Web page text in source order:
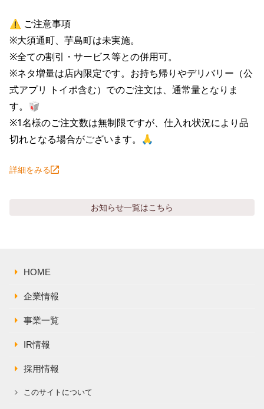
⚠️ ご注意事項
※大須通町、芋島町は未実施。
※全ての割引・サービス等との併用可。
※ネタ増量は店内限定です。お持ち帰りやデリバリー（公
式アプリ トイポ含む）でのご注文は、通常量となりま
す。🥡
※1名様のご注文数は無制限ですが、仕入れ状況により品
切れとなる場合がございます。🙏
詳細をみる
お知らせ一覧はこちら
HOME
企業情報
事業一覧
IR情報
採用情報
このサイトについて